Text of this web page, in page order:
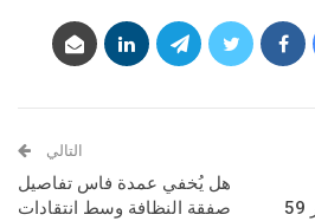
العالم 1990 يتوفى عن عمر 59
التالي
هل يُخفي عمدة فاس تفاصيل
صفقة النظافة وسط انتقادات